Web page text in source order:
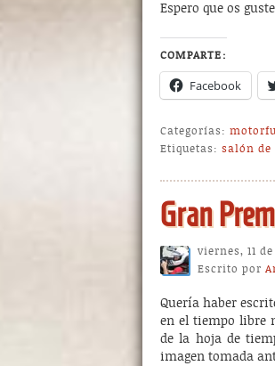
Espero que os
COMPARTE:
Facebook
Categorías:
Etiquetas: salón de
Gran
viernes, 11
Escrito por
Quería haber
en el tiempo libre
de la hoja de
imagen tomada